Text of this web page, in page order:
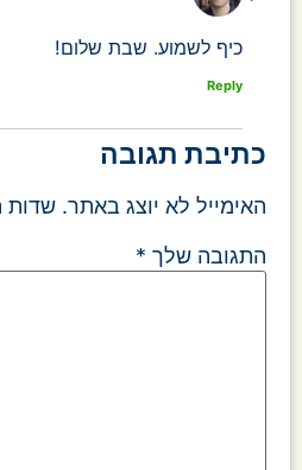
כיף לשמוע. שבת שלום!
Reply
כתיבת תגובה
האימייל לא יוצג באתר. שדות
התגובה שלך *